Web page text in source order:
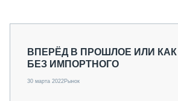
ВПЕРЁД В ПРОШЛОЕ ИЛИ
БЕЗ ИМПОРТНОГО
30 марта 2022Рынок